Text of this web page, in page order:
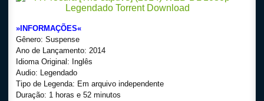
»INFORMAÇÕES«
Gênero: Suspense
Ano de Lançamento: 2014
Idioma Original: Inglês
Audio: Legendado
Tipo de Legenda: Em arquivo independente
Duração: 1 horas e 52 minutos